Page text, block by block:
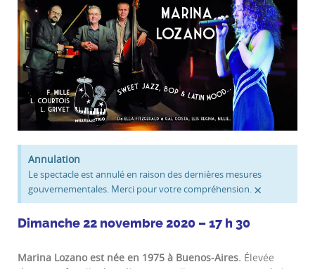
Annulation
Le spectacle est annulé en raison des dernières mesures
gouvernementales. Merci pour votre compréhension. ×
Dimanche 22 novembre 2020 – 17 h 30
Marina Lozano est née en 1975 à Buenos-Aires. Élevée